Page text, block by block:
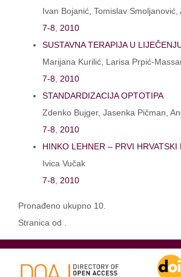
Ivan Bojanić, Tomislav Smoljanović,
7-8, 2010
SUSTAVNA TERAPIJA U
Marijana Kurilić, Larisa Prpić-
7-8, 2010
STANDARDIZACIJA OPTOTIPA
Zdenko Bujger, Jasenka Pičman,
7-8, 2010
HINKO LEHNER – PRVI HRVATSKI
Ivica Vučak
7-8, 2010
Pronađeno ukupno 10.
Stranica od .